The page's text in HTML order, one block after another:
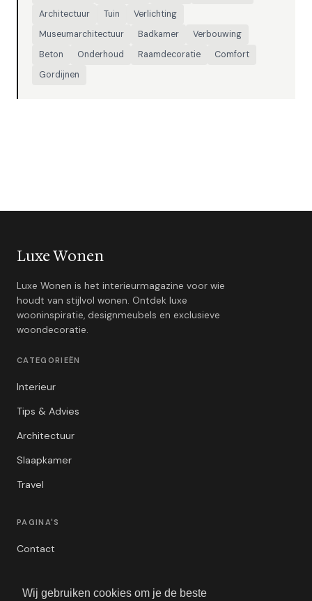
Wij gebruiken cookies om je de beste
Architectuur
Tuin
Verlichting
Museumarchitectuur
Badkamer
Verbouwing
Beton
Onderhoud Raamdecoratie
Comfort
Gordijnen
Luxe Wonen
Luxe Wonen is het interieurmagazine voor wie
houdt van stijlvol wonen. Ontdek luxe
wooninspiratie, designmeubels en exclusieve
woondecoratie.
CATEGORIEËN
Interieur
Tips & Advies
Architectuur
Slaapkamer
Travel
PAGINA'S
Contact
Algemene Voorwaarden